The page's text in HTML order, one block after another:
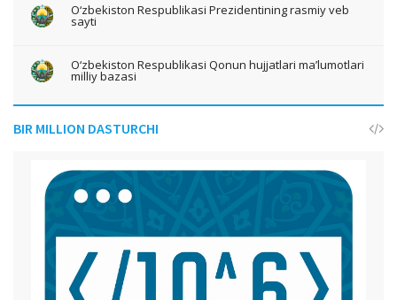
O‘zbekiston Respublikasi Prezidentining rasmiy veb
sayti
O‘zbekiston Respublikasi Qonun hujjatlari ma’lumotlari
milliy bazasi
BIR MILLION DASTURCHI